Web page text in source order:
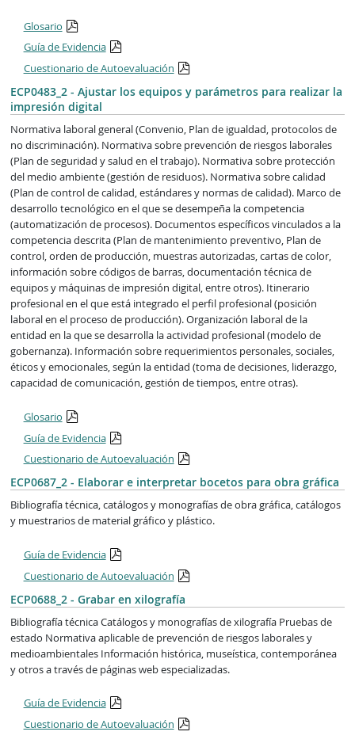
Glosario
Guía de Evidencia
Cuestionario de Autoevaluación
ECP0483_2 - Ajustar los equipos y parámetros para realizar la
impresión digital
Normativa laboral general (Convenio, Plan de igualdad, protocolos de
no discriminación). Normativa sobre prevención de riesgos laborales
(Plan de seguridad y salud en el trabajo). Normativa sobre protección
del medio ambiente (gestión de residuos). Normativa sobre calidad
(Plan de control de calidad, estándares y normas de calidad). Marco de
desarrollo tecnológico en el que se desempeña la competencia
(automatización de procesos). Documentos específicos vinculados a la
competencia descrita (Plan de mantenimiento preventivo, Plan de
control, orden de producción, muestras autorizadas, cartas de color,
información sobre códigos de barras, documentación técnica de
equipos y máquinas de impresión digital, entre otros). Itinerario
profesional en el que está integrado el perfil profesional (posición
laboral en el proceso de producción). Organización laboral de la
entidad en la que se desarrolla la actividad profesional (modelo de
gobernanza). Información sobre requerimientos personales, sociales,
éticos y emocionales, según la entidad (toma de decisiones, liderazgo,
capacidad de comunicación, gestión de tiempos, entre otras).
Glosario
Guía de Evidencia
Cuestionario de Autoevaluación
ECP0687_2 - Elaborar e interpretar bocetos para obra gráfica
Bibliografía técnica, catálogos y monografías de obra gráfica, catálogos
y muestrarios de material gráfico y plástico.
Guía de Evidencia
Cuestionario de Autoevaluación
ECP0688_2 - Grabar en xilografía
Bibliografía técnica Catálogos y monografías de xilografía Pruebas de
estado Normativa aplicable de prevención de riesgos laborales y
medioambientales Información histórica, museística, contemporánea
y otros a través de páginas web especializadas.
Guía de Evidencia
Cuestionario de Autoevaluación